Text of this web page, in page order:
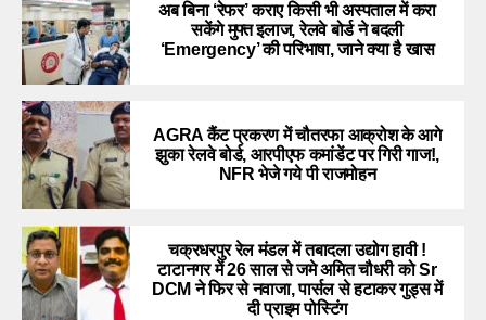
अब बिना ‘रेफर’ कराए किसी भी अस्पताल में करा
सकेंगे मुफ्त इलाज, रेलवे बोर्ड ने बदली
‘Emergency’ की परिभाषा, जाने क्या है खास
AGRA कैंट प्रकरण में चौतरफा आक्रोश के आगे
झुका रेलवे बोर्ड, आरपीएफ कमांडेंट पर गिरी गाज!,
NFR भेजे गये पी राजमोहन
चक्रधरपुर रेल मंडल में तबादला उद्योग हावी !
टाटानगर में 26 साल से जमे अमित चौधरी को Sr
DCM ने फिर से नवाजा, पार्सल से हटाकर गुड्स में
दी प्राइम पोस्टिंग